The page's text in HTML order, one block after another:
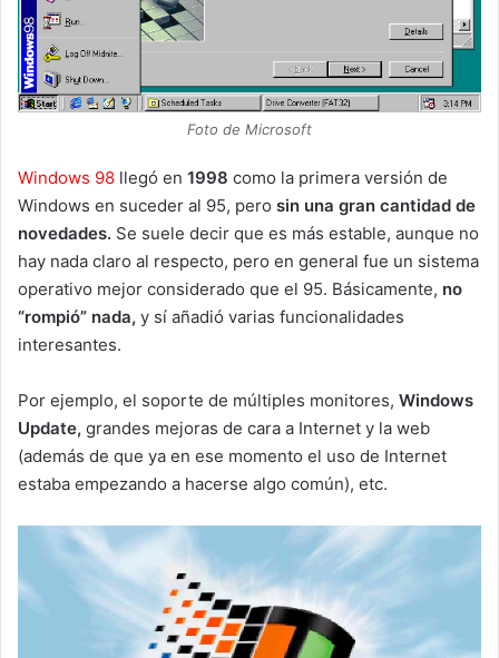
Foto de Microsoft
Windows 98 llegó en 1998 como la primera versión de
Windows en suceder al 95, pero sin una gran cantidad de
novedades. Se suele decir que es más estable, aunque no
hay nada claro al respecto, pero en general fue un sistema
operativo mejor considerado que el 95. Básicamente, no
“rompió” nada, y sí añadió varias funcionalidades
interesantes.
Por ejemplo, el soporte de múltiples monitores, Windows
Update, grandes mejoras de cara a Internet y la web
(además de que ya en ese momento el uso de Internet
estaba empezando a hacerse algo común), etc.